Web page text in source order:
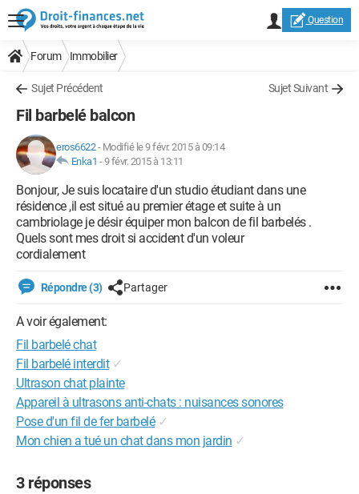
Question
Forum Immobilier
Sujet Précédent Sujet Suivant
Fil barbelé balcon
eros6622- Modifié le 9 févr. 2015 à 09:14
Enka1 -9 févr. 2015 à 13:11
Bonjour, Je suis locataire d'un studio étudiant dans une
résidence ,il est situé au premier étage et suite à un
cambriolage je désir équiper mon balcon de fil barbelés .
Quels sont mes droit si accident d'un voleur
cordialement
Répondre (3) Partager
A voir également:
Fil barbelé chat
Fil barbelé interdit ✓
Ultrason chat plainte
Appareil à ultrasons anti-chats : nuisances sonores
Pose d'un fil de fer barbelé ✓
Mon chien a tué un chat dans mon jardin ✓
3 réponses